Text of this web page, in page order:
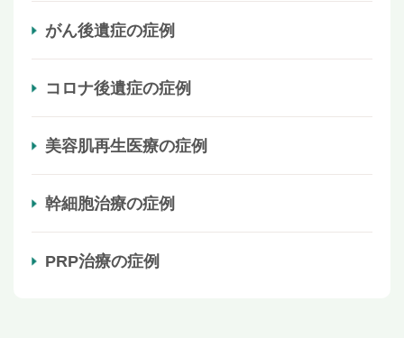
がん後遺症の症例
コロナ後遺症の症例
美容肌再生医療の症例
幹細胞治療の症例
PRP治療の症例